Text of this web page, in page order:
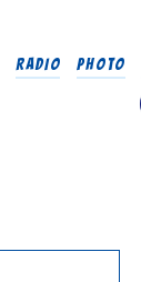
RADIO PHOTO